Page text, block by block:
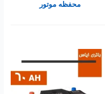
محفظه موتور